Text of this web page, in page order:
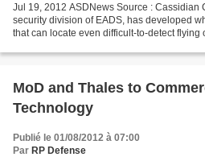
Jul 19, 2012 ASDNews Source : Cassidian
security division of EADS, has developed
that can locate even difficult-to-detect flying
MoD and Thales to
Technology
Publié le 01/08/2012 à 07:00
Par RP Defense